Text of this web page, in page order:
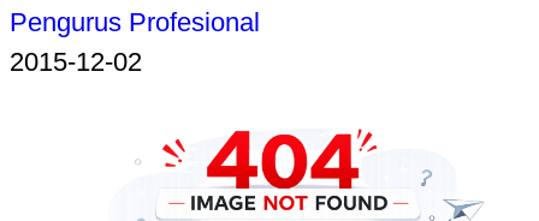
Pengurus Profesional
2015-12-02